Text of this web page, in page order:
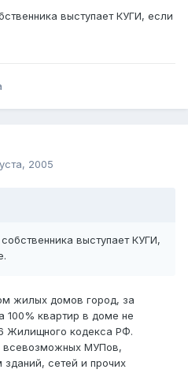
выступает КУГИ, если
2005
выступает КУГИ,
жилых домов город, за
100% квартир в доме не
Жилищного кодекса РФ.
всевозможных МУПов,
сетей и прочих